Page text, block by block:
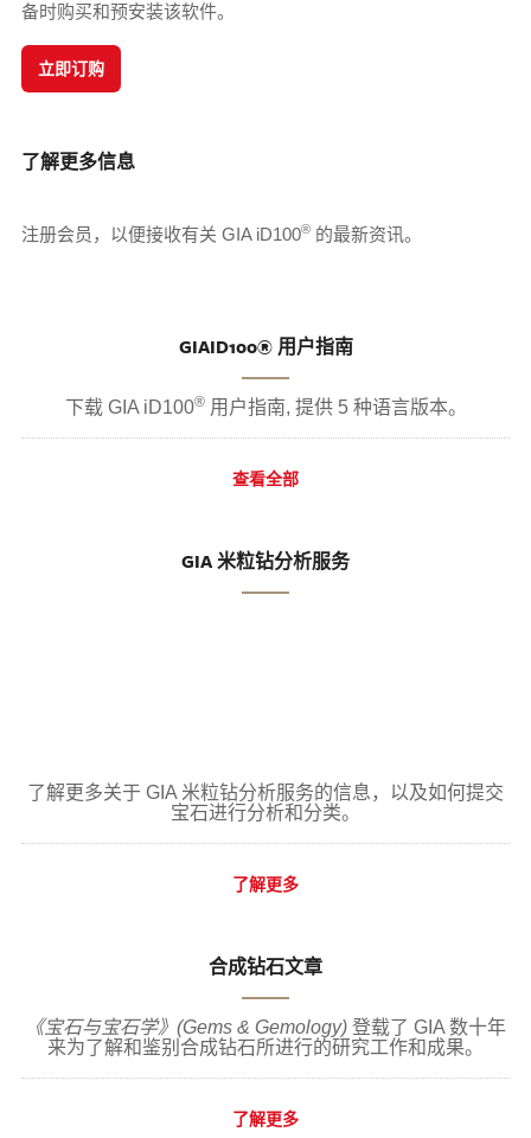
备时购买和预安装该软件。
立即订购
了解更多信息
注册会员，以便接收有关 GIA iD100® 的最新资讯。
GIAID100® 用户指南
下载 GIA iD100®​ 用户指南, 提供 5 种语言版本。
查看全部
GIA 米粒钻分析服务
了解更多关于 GIA 米粒钻分析服务的信息，以及如何提交
宝石进行分析和分类。
了解更多
合成钻石文章
《宝石与宝石学》(Gems & Gemology) 登载了 GIA 数十年
来为了解和鉴别合成钻石所进行的研究工作和成果。
了解更多